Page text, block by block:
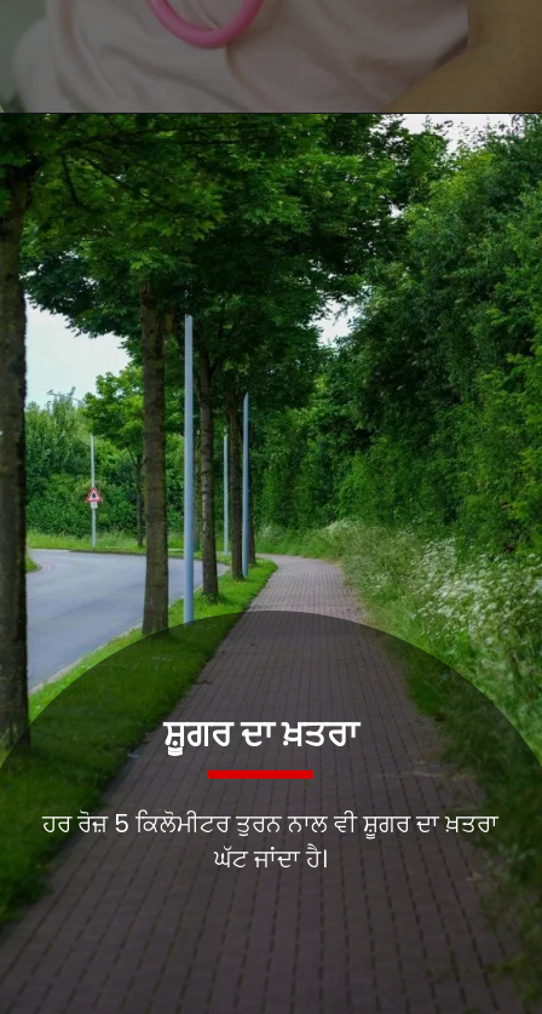
ਹਰ ਰੋਜ਼ 5 ਕਿਲੋਮੀਟਰ ਤੁਰਨ ਨਾਲ ਵੀ ਸ਼ੂਗਰ ਦਾ ਖ਼ਤਰਾ
ਸ਼ੂਗਰ ਦਾ ਖ਼ਤਰਾ